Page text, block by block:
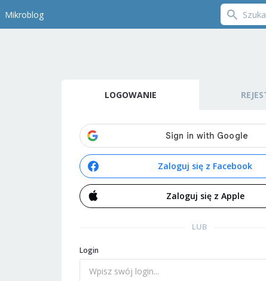
Mikroblog
LOGOWANIE
Zaloguj się z Facebook
Zaloguj się z Apple
LUB
Login